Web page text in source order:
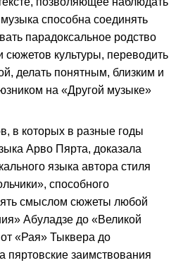
способна соединять
парадоксальное родство
сюжетов культуры, переводить
делать понятным, близким и
на «Другой музыке»
в которых в разные годы
Арво Пярта, доказала
языка автора стиля
способного
смыслом сюжеты любой
Абуладзе до «Великой
«Рая» Тыквера до
пяртовские заимствования